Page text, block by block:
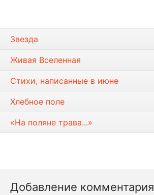
Звезда
Живая Вселенная
Стихи, написанные в июне
Хлебное поле
«На поляне трава...»
Добавление комментария